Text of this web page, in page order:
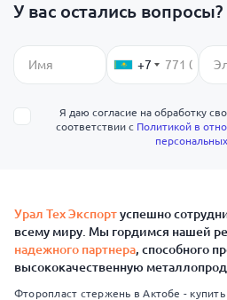
У вас остались вопросы?
+7
Я даю согласие на обработку
соответствии с Политикой в
Урал Тех Экспортуспешно
всему миру. Мы гордимся нашей
надежного партнера, способного
высококачественную
Фторопласт стержень в Актобе -